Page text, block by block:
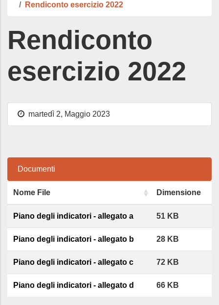
Rendiconto esercizio 2022
Rendiconto
esercizio 2022
martedì 2, Maggio 2023
Documenti
Nome File Dimensione
Piano degli indicatori - allegato a 51 KB
Piano degli indicatori - allegato b 28 KB
Piano degli indicatori - allegato c 72 KB
Piano degli indicatori - allegato d 66 KB